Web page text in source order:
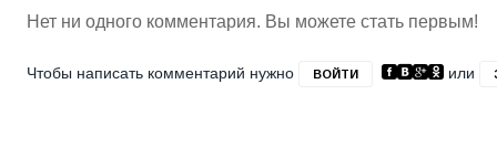
Нет ни одного комментария. Вы можете стать первым!
Чтобы написать комментарий нужно ВОЙТИ или